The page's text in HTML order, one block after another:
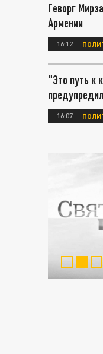
Геворг
Армении
16:12
"Это путь к
16:07